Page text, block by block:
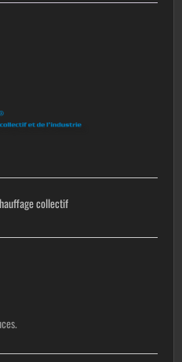
collectif